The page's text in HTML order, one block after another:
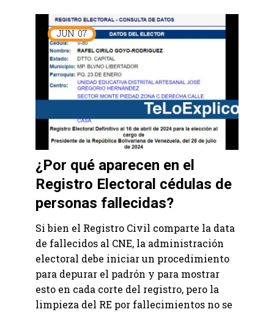
JUN 07
¿Por qué aparecen en el
Registro Electoral cédulas de
personas fallecidas?
Si bien el Registro Civil comparte la data
de fallecidos al CNE, la administración
electoral debe iniciar un procedimiento
para depurar el padrón y para mostrar
esto en cada corte del registro, pero la
limpieza del RE por fallecimientos no se